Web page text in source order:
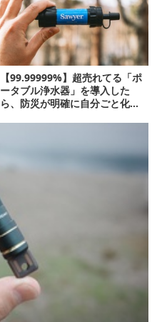
【99.99999%】超売れてる「ポ
ータブル浄水器」を導入した
ら、防災が明確に自分ごと化し